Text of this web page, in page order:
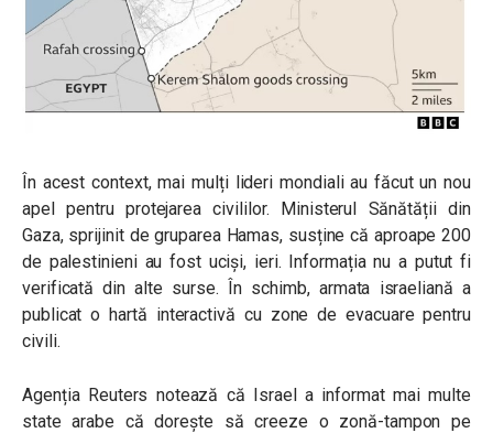
În acest context, mai mulți lideri mondiali au făcut un nou
apel pentru protejarea civililor. Ministerul Sănătății din
Gaza, sprijinit de gruparea Hamas, susține că aproape 200
de palestinieni au fost uciși, ieri. Informația nu a putut fi
verificată din alte surse. În schimb, armata israeliană a
publicat o hartă interactivă cu zone de evacuare pentru
civili.
Agenția Reuters notează că Israel a informat mai multe
state arabe că dorește să creeze o zonă-tampon pe